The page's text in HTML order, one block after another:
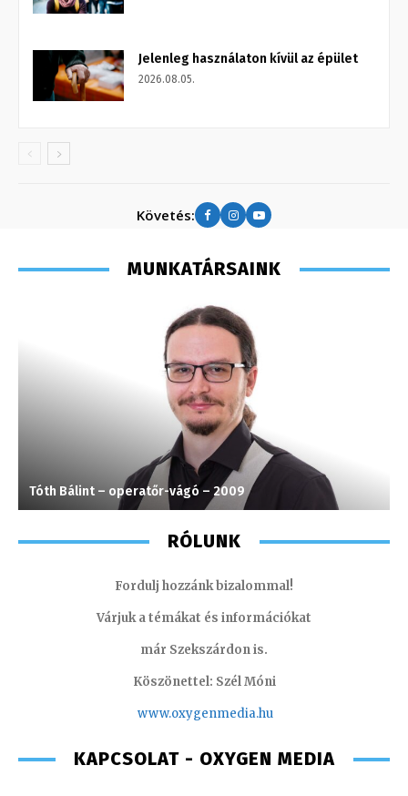
Jelenleg használaton kívül az épület
2026.08.05.
Követés:
MUNKATÁRSAINK
Tóth Bálint – operatőr-vágó – 2009
RÓLUNK
Fordulj hozzánk bizalommal!
Várjuk a témákat és információkat
már Szekszárdon is.
Köszönettel: Szél Móni
www.oxygenmedia.hu
KAPCSOLAT - OXYGEN MEDIA